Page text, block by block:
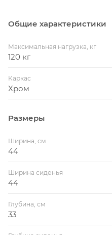
Общие характеристики
Максимальная нагрузка, кг
120 кг
Каркас
Хром
Размеры
Ширина, см
44
Ширина сиденья
44
Глубина, см
33